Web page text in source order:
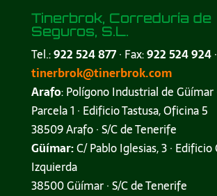
Tinerbrok, Correduría de
Seguros, S.L.
Tel.:922 524 877· Fax:922 524 924
tinerbrok@tinerbrok.com
Arafo: Polígono Industrial de Güímar
Parcela 1 · Edificio Tastusa, Oficina 5
38509 Arafo · S/C de Tenerife
Güímar:C/ Pablo Iglesias, 3 · Edificio
Izquierda
38500 Güímar · S/C de Tenerife